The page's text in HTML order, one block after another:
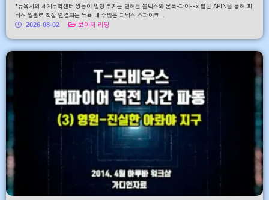
*뉴욕시의 세계무역센터 쌍둥이 빌딩 부지는 맨해튼 볼텍스와 몬톡-파이-Ex 팔콘 APIN을 통해 피
닉스 웜홀로 직접 연결되는 뉴욕 내 수많은 피닉스 스파이크...
2026-08-02
보이저 리딩